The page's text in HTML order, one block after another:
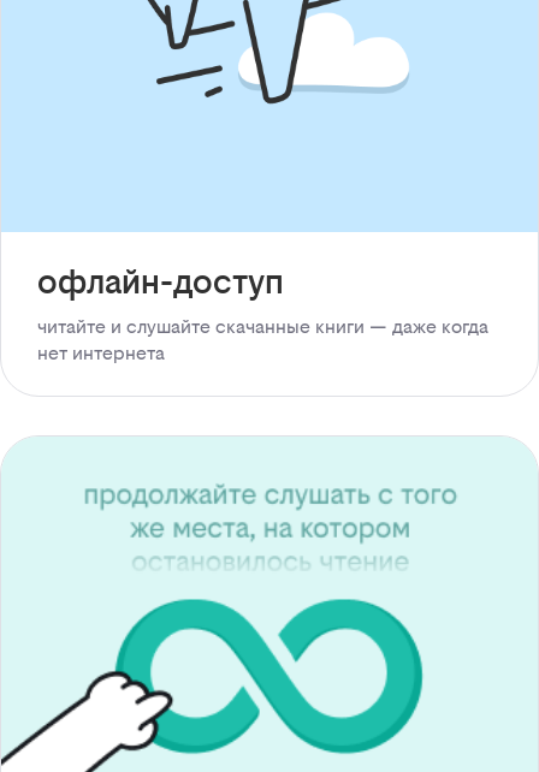
офлайн-доступ
читайте и слушайте скачанные книги — даже когда
нет интернета